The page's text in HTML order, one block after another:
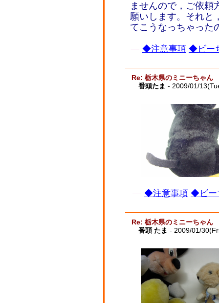
ませんので，ご依頼
願いします。それと
てこうなっちゃった
◆注意事項 ◆ビー
Re: 栃木県のミニーちゃん
番頭たま - 2009/01/
◆注意事項 ◆ビー
Re: 栃木県のミニーちゃん
番頭 たま - 2009/01/